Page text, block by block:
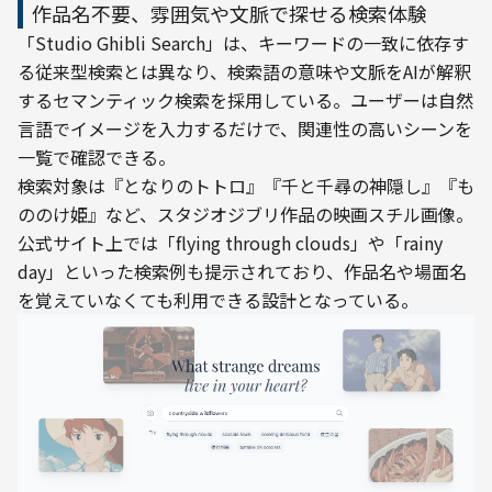
作品名不要、雰囲気や文脈で探せる検索体験
「Studio Ghibli Search」は、キーワードの一致に依存す
る従来型検索とは異なり、検索語の意味や文脈をAIが解釈
するセマンティック検索を採用している。ユーザーは自然
言語でイメージを入力するだけで、関連性の高いシーンを
一覧で確認できる。
検索対象は『となりのトトロ』『千と千尋の神隠し』『も
ののけ姫』など、スタジオジブリ作品の映画スチル画像。
公式サイト上では「flying through clouds」や「rainy
day」といった検索例も提示されており、作品名や場面名
を覚えていなくても利用できる設計となっている。